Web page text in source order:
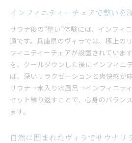
インフィニティーチェアで整いを
サウナ後の“整い”体験には、インフィ
適です。兵庫県のヴィラでは、極上の
フィニティーチェアが設置されていま
を、クールダウンした後にインフィニ
ば、深いリラクゼーションと爽快感が
サウナ→氷入り水風呂→インフィニテ
セット繰り返すことで、心身のバラン
ます。
自然に囲まれたヴィラでサウナリ